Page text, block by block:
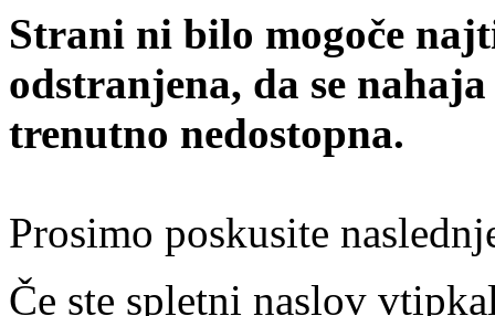
Strani ni bilo mogoče
odstranjena, da se
trenutno nedostopna.
Prosimo poskusite
Če ste spletni naslov